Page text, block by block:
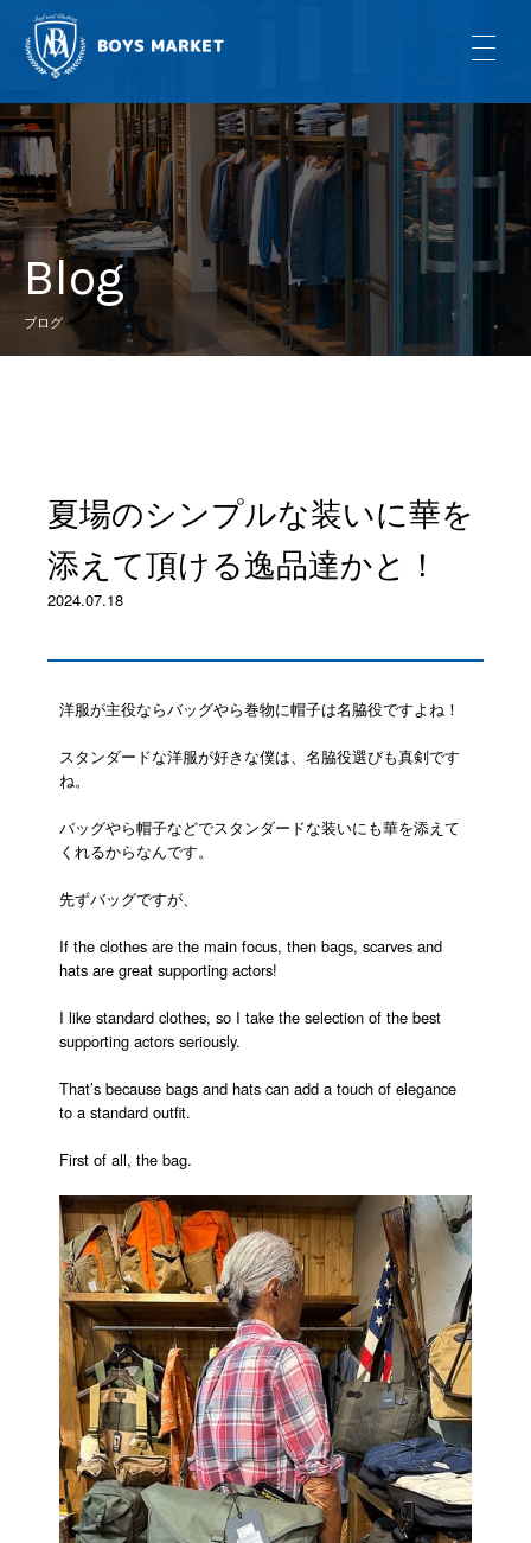
Blog
ブログ
夏場のシンプルな装いに華を
添えて頂ける逸品達かと！
2024.07.18
洋服が主役ならバッグやら巻物に帽子は名脇役ですよね！
スタンダードな洋服が好きな僕は、名脇役選びも真剣です
ね。
バッグやら帽子などでスタンダードな装いにも華を添えて
くれるからなんです。
先ずバッグですが、
If the clothes are the main focus, then bags, scarves and
hats are great supporting actors!
I like standard clothes, so I take the selection of the best
supporting actors seriously.
That’s because bags and hats can add a touch of elegance
to a standard outfit.
First of all, the bag.